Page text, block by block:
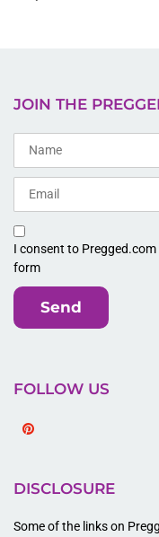
JOIN THE
I consent to
form
Send
FOLLOW US
DISCLOSURE
Some of the links on